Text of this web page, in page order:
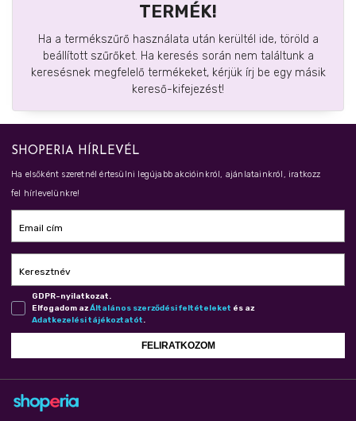
TERMÉK!
Ha a termékszűrő használata után kerültél ide, töröld a
beállított szűrőket. Ha keresés során nem találtunk a
keresésnek megfelelő termékeket, kérjük írj be egy másik
kereső-kifejezést!
SHOPERIA HÍRLEVÉL
Ha elsőként szeretnél értesülni legújabb akcióinkról, ajánlatainkról, iratkozz
fel hírlevelünkre!
Email cím
Keresztnév
GDPR-nyilatkozat.
Elfogadom azÁl­ta­lá­nos szer­ző­dé­si fel­té­te­le­ket és az
Adat­ke­ze­lé­si tá­jé­koz­ta­tót.
FELIRATKOZOM